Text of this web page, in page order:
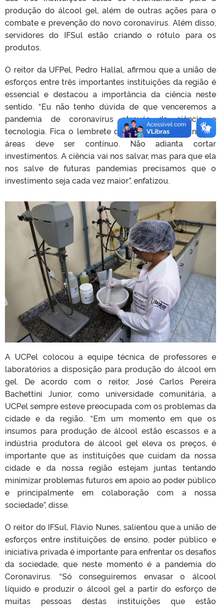
produção do álcool gel, além de outras ações para o
combate e prevenção do novo coronavírus. Além disso,
servidores do IFSul estão criando o rótulo para os
produtos.
O reitor da UFPel, Pedro Hallal, afirmou que a união de
esforços entre três importantes instituições da região é
essencial e destacou a importância da ciência neste
sentido. “Eu não tenho dúvida de que venceremos a
pandemia de coronavírus através da ciência e
tecnologia. Fica o lembrete que o investimento nestas
áreas deve ser contínuo. Não adianta cortar
investimentos. A ciência vai nos salvar, mas para que ela
nos salve de futuras pandemias precisamos que o
investimento seja cada vez maior”, enfatizou.
A UCPel colocou a equipe técnica de professores e
laboratórios a disposição para produção do álcool em
gel. De acordo com o reitor, José Carlos Pereira
Bachettini Junior, como universidade comunitária, a
UCPel sempre esteve preocupada com os problemas da
cidade e da região. “Em um momento em que os
insumos para produção de álcool estão escassos e a
indústria produtora de álcool gel eleva os preços, é
importante que as instituições que cuidam da nossa
cidade e da nossa região estejam juntas tentando
minimizar problemas futuros em apoio ao poder público
e principalmente em colaboração com a nossa
sociedade”, disse.
O reitor do IFSul, Flávio Nunes, salientou que a união de
esforços entre instituições de ensino, poder público e
iniciativa privada é importante para enfrentar os desafios
da sociedade, que neste momento é a pandemia do
Coronavírus. “Só conseguiremos envasar o álcool
líquido e produzir o álcool gel a partir do esforço de
muitas pessoas destas instituições que estão